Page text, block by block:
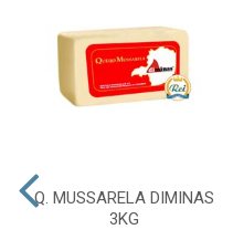
Q. MUSSARELA DIMINAS
3KG